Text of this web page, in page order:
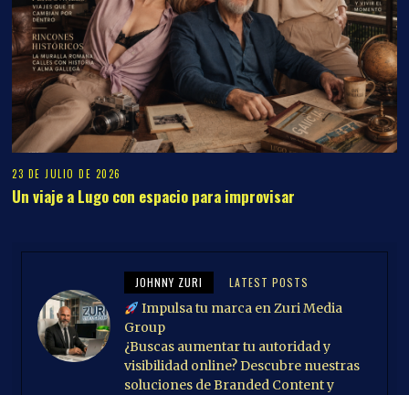
23 DE JULIO DE 2026
Un viaje a Lugo con espacio para improvisar
JOHNNY ZURI LATEST POSTS
Impulsa tu marca en Zuri Media
Group
¿Buscas aumentar tu autoridad y
visibilidad online? Descubre nuestras
soluciones de Branded Content y